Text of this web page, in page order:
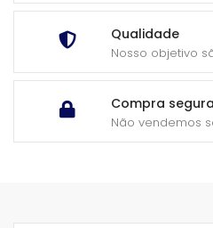
Qualidade
Nosso objetivo
Compra segura
Não vendemos